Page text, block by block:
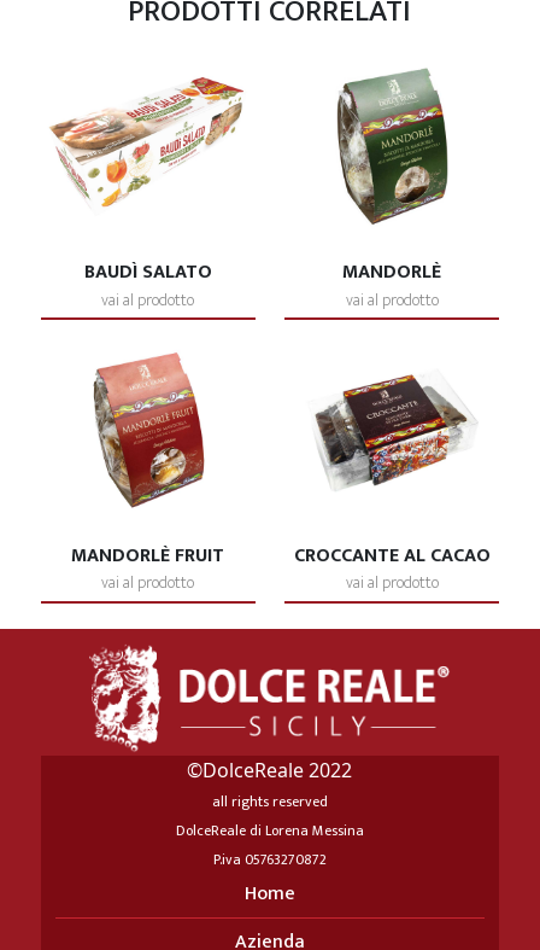
PRODOTTI CORRELATI
BAUDÌ SALATO
vai al prodotto
MANDORLÈ
vai al prodotto
MANDORLÈ FRUIT
vai al prodotto
CROCCANTE AL CACAO
vai al prodotto
©DolceReale 2022
all rights reserved
DolceReale di Lorena Messina
P.iva 05763270872
Home
Azienda